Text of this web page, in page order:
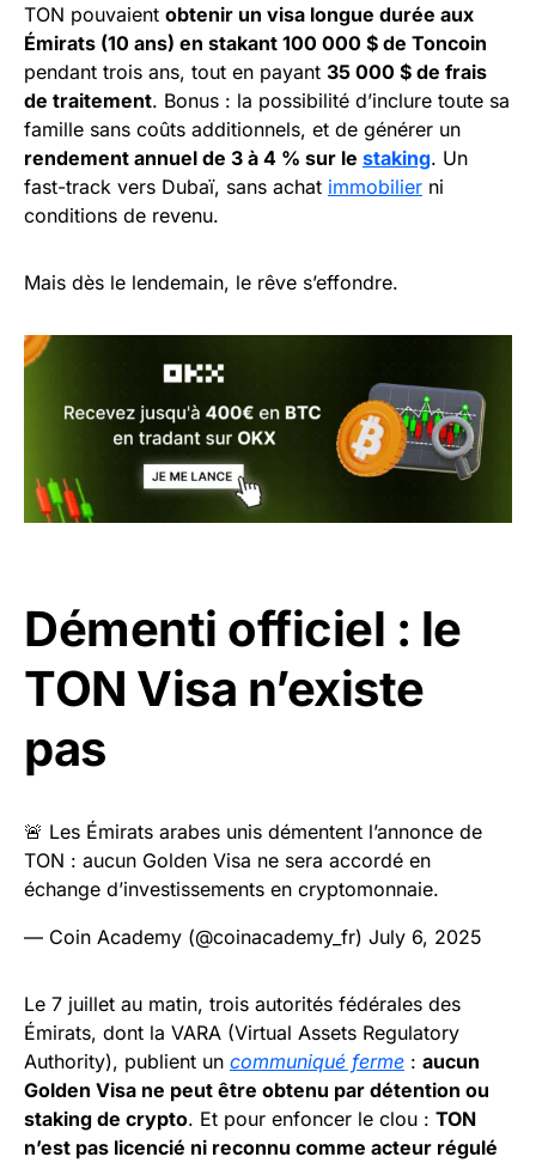
TON pouvaient obtenir un visa longue durée aux
Émirats (10 ans) en stakant 100 000 $ de Toncoin
pendant trois ans, tout en payant 35 000 $ de frais
de traitement. Bonus : la possibilité d’inclure toute sa
famille sans coûts additionnels, et de générer un
rendement annuel de 3 à 4 % sur le staking. Un
fast-track vers Dubaï, sans achat immobilier ni
conditions de revenu.
Mais dès le lendemain, le rêve s’effondre.
Démenti officiel : le
TON Visa n’existe
pas
🚨 Les Émirats arabes unis démentent l’annonce de
TON : aucun Golden Visa ne sera accordé en
échange d’investissements en cryptomonnaie.
— Coin Academy (@coinacademy_fr) July 6, 2025
Le 7 juillet au matin, trois autorités fédérales des
Émirats, dont la VARA (Virtual Assets Regulatory
Authority), publient un communiqué ferme : aucun
Golden Visa ne peut être obtenu par détention ou
staking de crypto. Et pour enfoncer le clou : TON
n’est pas licencié ni reconnu comme acteur régulé